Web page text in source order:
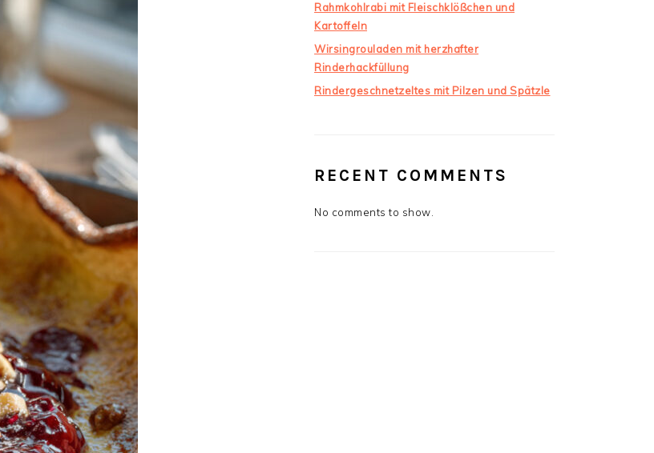
Rahmkohlrabi mit Fleischklößchen und
Kartoffeln
Wirsingrouladen mit herzhafter
Rinderhackfüllung
Rindergeschnetzeltes mit Pilzen und Spätzle
RECENT COMMENTS
No comments to show.